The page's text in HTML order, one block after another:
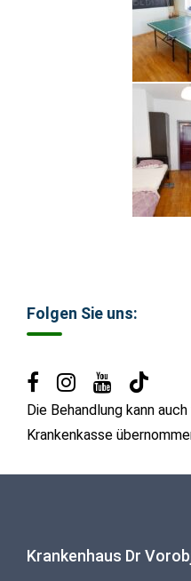
Folgen Sie uns:
Die Behandlung kann
Krankenkasse
Krankenhaus Dr